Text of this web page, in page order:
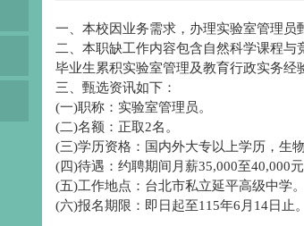
一、本校因业务需求，办理实验室管理员
二、本职缺工作内容包含自然科学课程
毕业生累积实验室管理及教育行政实务经
三、甄选资讯如下：
(一)职称：实验室管理员。
(二)名额：正取2名。
(三)学历资格：国内外大专以上学历，生
(四)待遇：约聘期间月薪35,000至40,000
(五)工作地点：台北市私立延平高级中学。
(六)报名期限：即日起至115年6月14日止。